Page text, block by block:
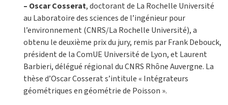
– Oscar Cosserat, doctorant de La Rochelle Université
au Laboratoire des sciences de l’ingénieur pour
l’environnement (CNRS/La Rochelle Université), a
obtenu le deuxième prix du jury, remis par Frank Debouck,
président de la ComUE Université de Lyon, et Laurent
Barbieri, délégué régional du CNRS Rhône Auvergne. La
thèse d’Oscar Cosserat s’intitule « Intégrateurs
géométriques en géométrie de Poisson ».